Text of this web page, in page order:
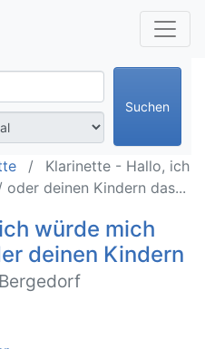
Suchen
Klarinette - Hallo, ich
deinen Kindern das...
würde mich
deinen Kindern